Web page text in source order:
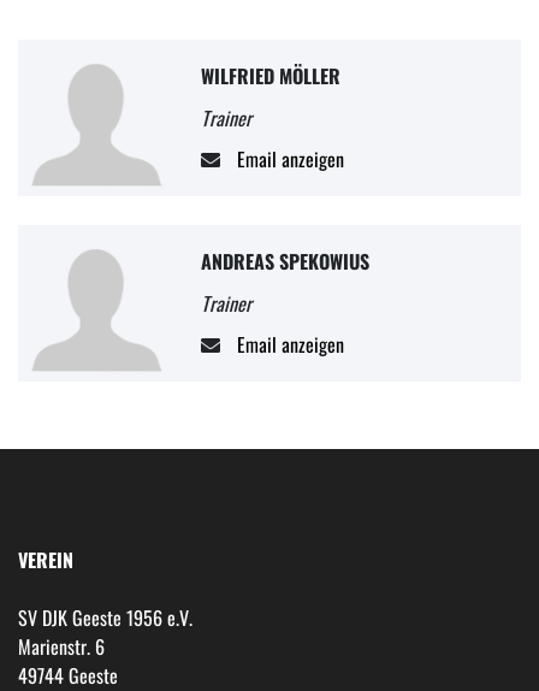
WILFRIED MÖLLER
Trainer
Email anzeigen
ANDREAS SPEKOWIUS
Trainer
Email anzeigen
VEREIN
SV DJK Geeste 1956 e.V.
Marienstr. 6
49744 Geeste